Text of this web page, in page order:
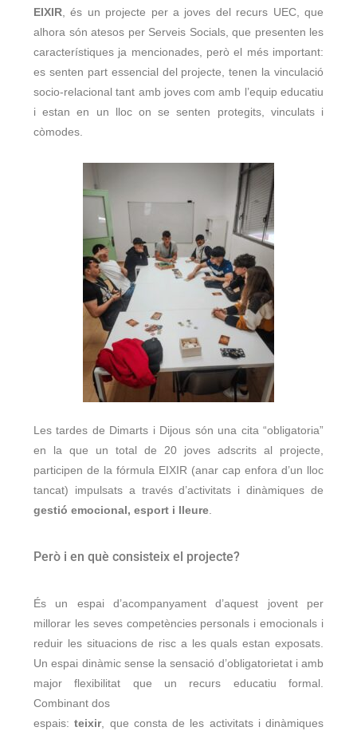
EIXIR , és un projecte per a joves del recurs UEC, que
alhora són atesos per Serveis Socials, que presenten les
característiques ja mencionades, però el més important:
es senten part essencial del projecte, tenen la vinculació
socio-relacional tant amb joves com amb l’equip educatiu
i estan en un lloc on se senten protegits, vinculats i
còmodes.
Les tardes de Dimarts i Dijous són una cita “obligatoria”
en la que un total de 20 joves adscrits al projecte,
participen de la fórmula EIXIR (anar cap enfora d’un lloc
tancat) impulsats a través d’activitats i dinàmiques de
gestió emocional, esport i lleure
Però i en què consisteix el projecte?
És un espai d’acompanyament d’aquest jovent per
millorar les seves competències personals i emocionals i
reduir les situacions de risc a les quals estan exposats.
Un espai dinàmic sense la sensació d’obligatorietat i amb
major flexibilitat que un recurs educatiu formal.
Combinant dos
espais:teixir, que consta de les activitats i dinàmiques